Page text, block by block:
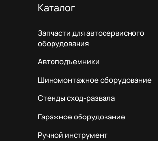
Каталог
Запчасти для автосервисного
оборудования
Автоподъемники
Шиномонтажное оборудование
Стенды сход-развала
Гаражное оборудование
Ручной инструмент